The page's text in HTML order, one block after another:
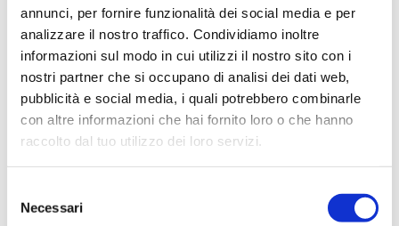
annunci, per fornire funzionalità dei social media e per
analizzare il nostro traffico. Condividiamo inoltre
informazioni sul modo in cui utilizzi il nostro sito con i
nostri partner che si occupano di analisi dei dati web,
pubblicità e social media, i quali potrebbero combinarle
con altre informazioni che hai fornito loro o che hanno
raccolto dal tuo utilizzo dei loro servizi.
delNecessari
Speciali eventi
Banche per l'inclusione